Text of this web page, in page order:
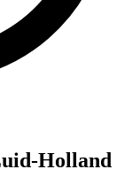
Holland